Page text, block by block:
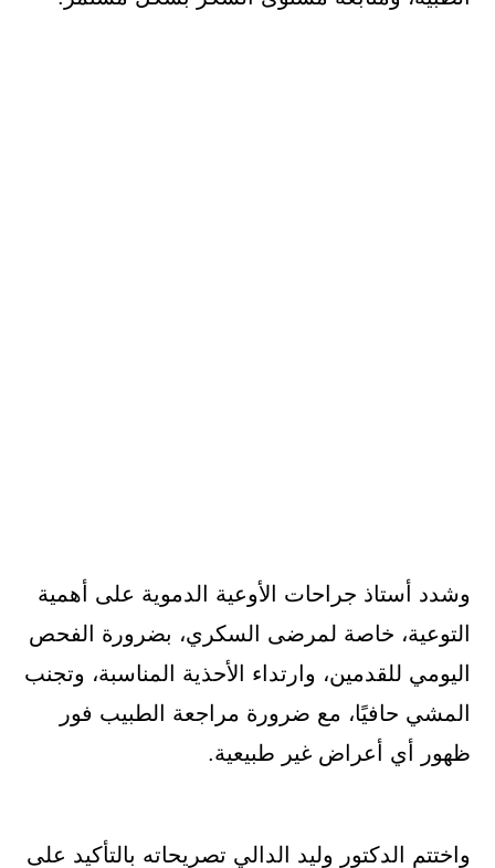
وشدد أستاذ جراحات الأوعية الدموية على أهمية
التوعية، خاصة لمرضى السكري، بضرورة الفحص
اليومي للقدمين، وارتداء الأحذية المناسبة، وتجنب
المشي حافيًا، مع ضرورة مراجعة الطبيب فور
ظهور أي أعراض غير طبيعية.
واختتم الدكتور وليد الدالي تصريحاته بالتأكيد على